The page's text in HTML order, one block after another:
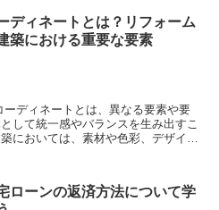
りません。私たちが地球を守り、未
には、エコロジーの考え方を日常生
エコロジーは私たちの生活の一部と
めの大切な手段です。
利用や地域のバランスの取れた発展
。地方自治体は、国土利用計画の策
性や課題を考慮しながら、適切な計
。また、関係機関との協力や情報共
、地域の発展に関わる多くの利害関
す。 国土利用計画法の
能な開発の推進です。国土の利用に
く、環境や社会的な側面も考慮する
に
供するだけでなく、地域の発展に向
ディネートとは？リフォーム
築における重要な要素
して統一感やバランスを生み出すこ
においては、素材や色彩、デザイン
選ぶことが必要です。これらの要素
で、部屋全体の雰囲気やテーマを表
ローンの返済方法について学